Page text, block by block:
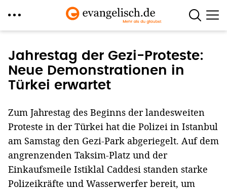
zum
Inhalt
Jahrestag der Gezi-Proteste:
Neue Demonstrationen in
Türkei erwartet
Zum Jahrestag des Beginns der landesweiten
Proteste in der Türkei hat die Polizei in Istanbul
am Samstag den Gezi-Park abgeriegelt. Auf dem
angrenzenden Taksim-Platz und der
Einkaufsmeile Istiklal Caddesi standen starke
Polizeikräfte und Wasserwerfer bereit, um